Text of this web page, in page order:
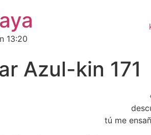
13:20
Azul-kin 171
tú me